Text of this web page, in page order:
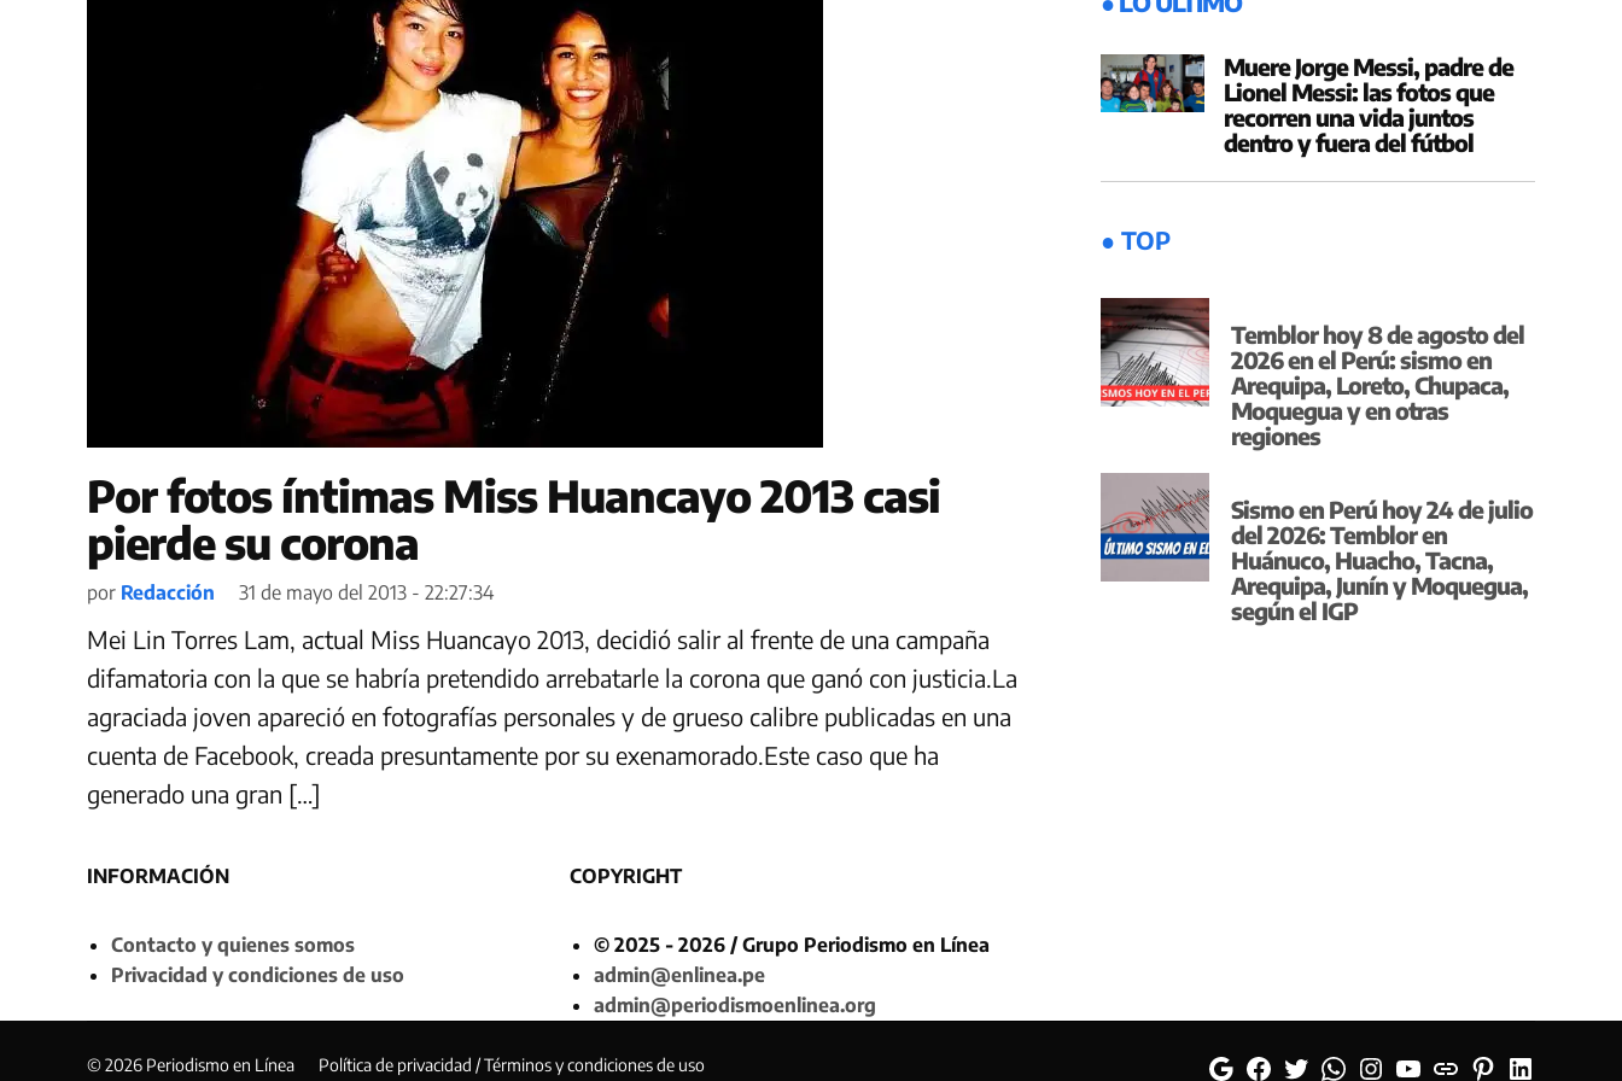
Por fotos íntimas Miss Huancayo 2013 casi
pierde su corona
por Redacción 31 de mayo del 2013 - 22:27:34
Mei Lin Torres Lam, actual Miss Huancayo 2013, decidió salir al frente de una campaña
difamatoria con la que se habría pretendido arrebatarle la corona que ganó con justicia.La
agraciada joven apareció en fotografías personales y de grueso calibre publicadas en una
cuenta de Facebook, creada presuntamente por su exenamorado.Este caso que ha
generado una gran […]
Muere Jorge Messi, padre de
Lionel Messi: las fotos que
recorren una vida juntos
dentro y fuera del fútbol
● TOP
Temblor hoy 8 de agosto del
2026 en el Perú: sismo en
Arequipa, Loreto, Chupaca,
Moquegua y en otras
regiones
Sismo en Perú hoy 24 de julio
del 2026: Temblor en
Huánuco, Huacho, Tacna,
Arequipa, Junín y Moquegua,
según el IGP
INFORMACIÓN
Contacto y quienes somos
Privacidad y condiciones de uso
COPYRIGHT
© 2025 - 2026 / Grupo Periodismo en Línea
admin@enlinea.pe
admin@periodismoenlinea.org
© 2026 Periodismo en Línea Política de privacidad / Términos y condiciones de uso GoogleFacebookTwitterWhatsappInstagramYouTube
Web PinterestLinkedin